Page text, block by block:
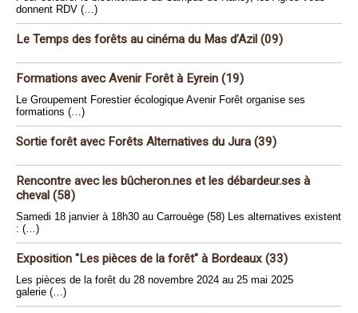
donnent RDV (…)
Le Temps des forêts au cinéma du Mas d’Azil (09)
Formations avec Avenir Forêt à Eyrein (19)
Le Groupement Forestier écologique Avenir Forêt organise ses
formations (…)
Sortie forêt avec Forêts Alternatives du Jura (39)
Rencontre avec les bûcheron.nes et les débardeur.ses à
cheval (58)
Samedi 18 janvier à 18h30 au Carrouège (58) Les alternatives existent
: (…)
Exposition "Les pièces de la forêt" à Bordeaux (33)
Les pièces de la forêt du 28 novembre 2024 au 25 mai 2025
galerie (…)